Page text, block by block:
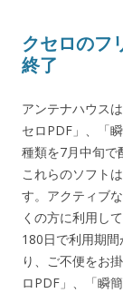
クセロのフ
終了
アンテナハウス
セロPDF」、「
種類を7月中旬で
これらのソフト
す。アクティブ
くの方に利用し
180日で利用期
り、ご不便をお
ロPDF」、「瞬